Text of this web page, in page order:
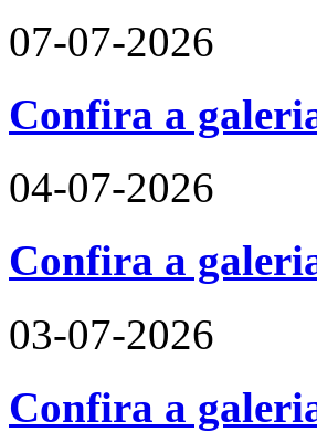
07-07-2026
Confira a
04-07-2026
Confira a
03-07-2026
Confira a